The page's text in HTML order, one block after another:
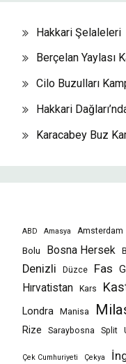
Hakkari Şelaleleri
Berçelan Yaylası
Cilo Buzulları
Hakkari
Karacabey Buz
ABD Amasya Amsterdam
Bolu Bosna Hersek
Denizli Düzce Fas
Hırvatistan
Kars
Londra
Manisa
Rize Saraybosna Split
Çek Cumhuriyeti Çekya